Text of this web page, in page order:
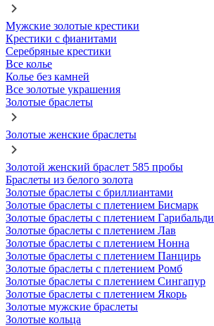
Мужские золотые крестики
Крестики с фианитами
Серебряные крестики
Все колье
Колье без камней
Все золотые украшения
Золотые браслеты
Золотые женские браслеты
Золотой женский браслет 585 пробы
Браслеты из белого золота
Золотые браслеты с бриллиантами
Золотые браслеты с плетением Бисмарк
Золотые браслеты с плетением Гарибальди
Золотые браслеты с плетением Лав
Золотые браслеты с плетением Нонна
Золотые браслеты с плетением Панцирь
Золотые браслеты с плетением Ромб
Золотые браслеты с плетением Сингапур
Золотые браслеты с плетением Якорь
Золотые мужские браслеты
Золотые кольца